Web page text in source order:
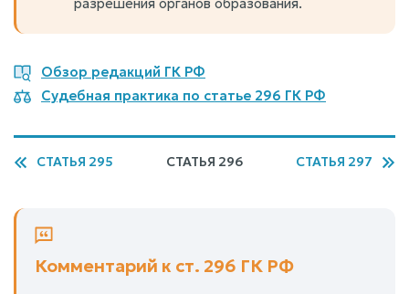
Обзор редакций ГК РФ
Судебная практика по статье 296 ГК РФ
СТАТЬЯ 295 СТАТЬЯ 296 СТАТЬЯ 297
Комментарий к ст. 296 ГК РФ